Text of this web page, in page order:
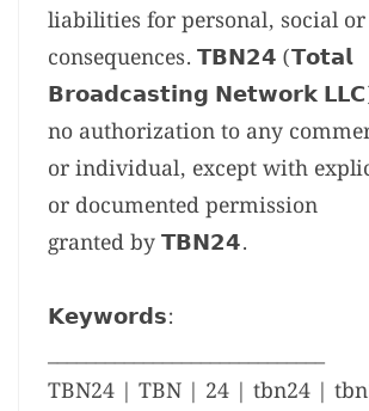
liabilities for personal, social or
consequences. 𝗧𝗕𝗡𝟮𝟰 (𝗧𝗼𝘁𝗮𝗹
𝗕𝗿𝗼𝗮𝗱𝗰𝗮𝘀𝘁𝗶𝗻𝗴 𝗡𝗲𝘁𝘄𝗼𝗿𝗸
no authorization to any
or individual, except with
or documented permission
granted by 𝗧𝗕𝗡𝟮𝟰.
𝗞𝗲𝘆𝘄𝗼𝗿𝗱𝘀:
_____________________________
TBN24 | TBN | 24 | tbn24 |